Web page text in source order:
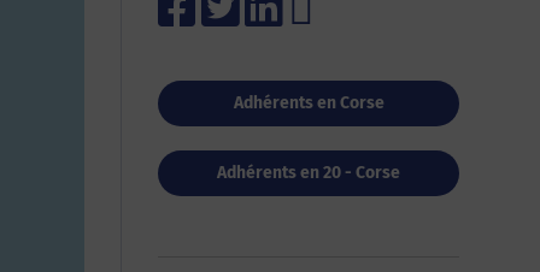
Adhérents en Corse
Adhérents en 20 - Corse